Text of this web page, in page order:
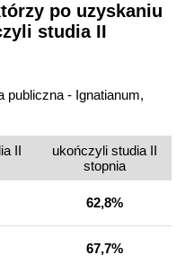
po uzyskaniu
studia II
publiczna - Ignatianum,
II
ukończyli studia II
stopnia
62,8%
67,7%